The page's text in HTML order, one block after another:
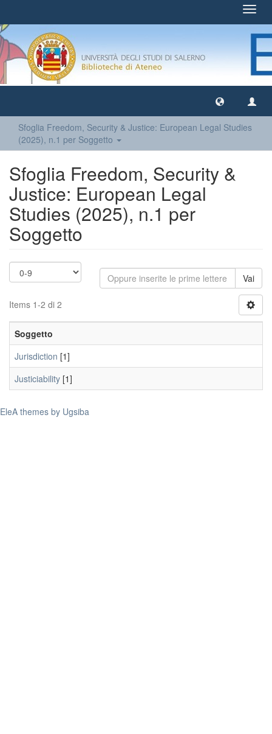
Sfoglia Freedom, Security & Justice: European Legal Studies
(2025), n.1 per Soggetto
Sfoglia Freedom, Security &
Justice: European Legal
Studies (2025), n.1 per
Soggetto
Vai
Items 1-2 di 2
Soggetto
Jurisdiction [1]
Justiciability [1]
EleA themes by Ugsiba